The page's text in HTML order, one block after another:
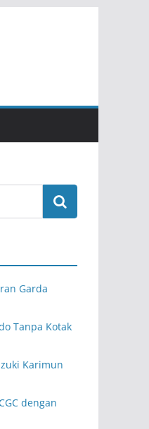
Garda
Tanpa Kotak
Karimun
dengan